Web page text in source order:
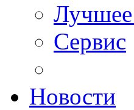
Сервис
Новости